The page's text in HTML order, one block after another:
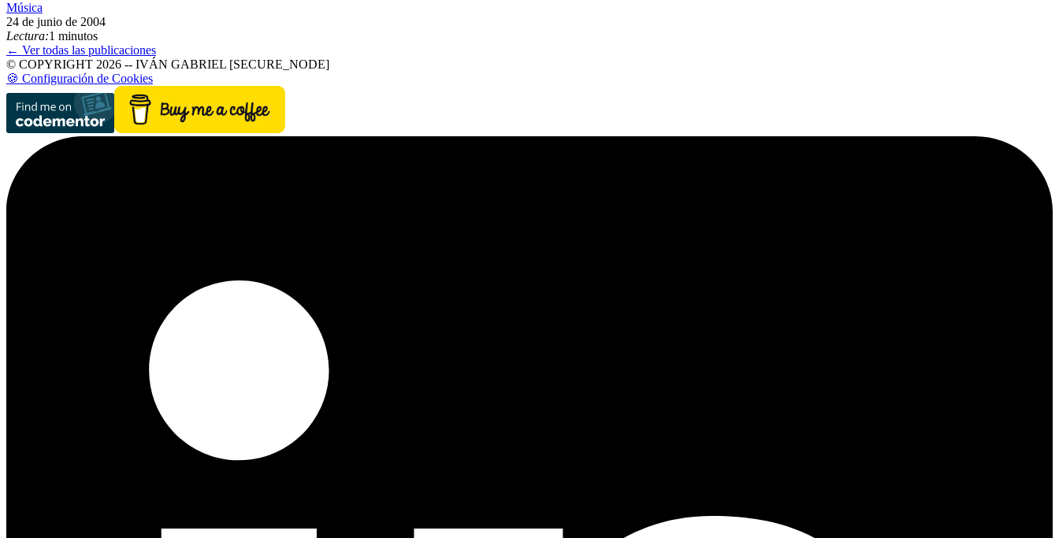
Música
24 de junio de 2004
Lectura:1 minutos
← Ver todas las publicaciones
© COPYRIGHT 2026 -- IVÁN GABRIEL [SECURE_NODE]
🍪 Configuración de Cookies